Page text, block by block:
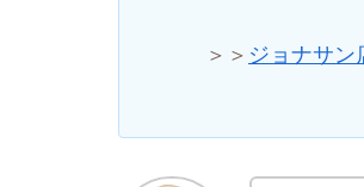
＞＞ ジョナサン